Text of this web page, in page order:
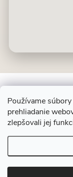
Používame
prehliadanie
zlepšovali jej
Copyright 2026